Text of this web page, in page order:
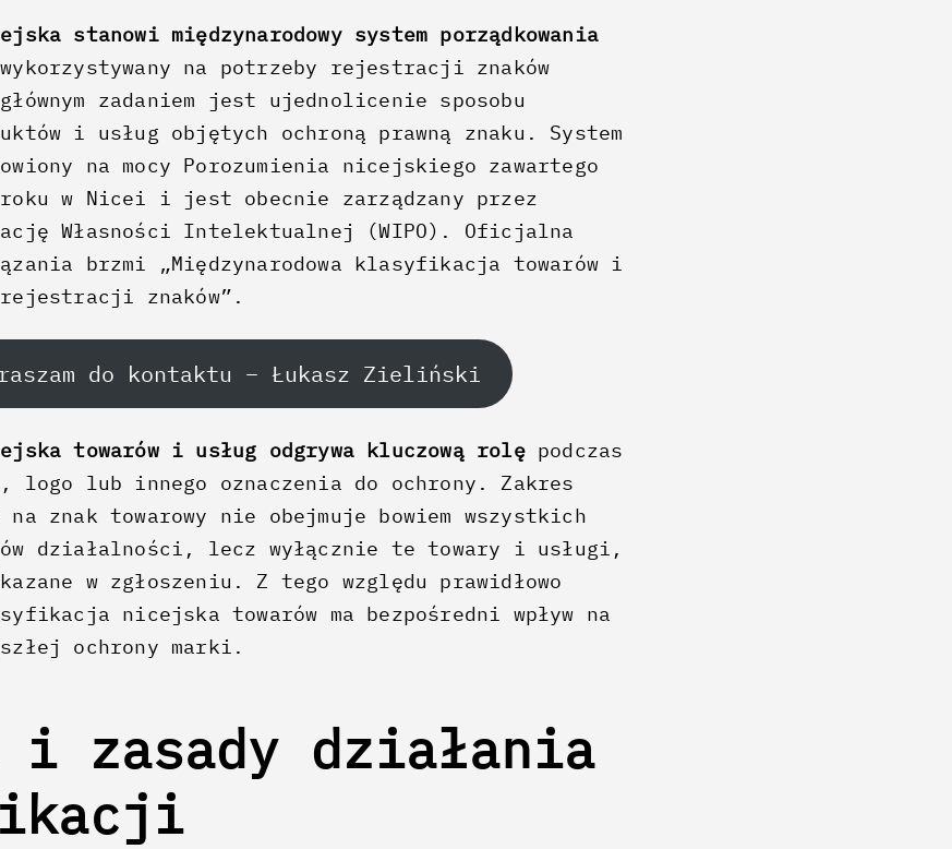
stanowi międzynarodowy system porządkowania
wykorzystywany na potrzeby rejestracji znaków
zadaniem jest ujednolicenie sposobu
i usług objętych ochroną prawną znaku. System
na mocy Porozumienia nicejskiego zawartego
roku w Nicei i jest obecnie zarządzany przez
Własności Intelektualnej (WIPO). Oficjalna
brzmi „Międzynarodowa klasyfikacja towarów i
znaków”.
do kontaktu – Łukasz Zieliński
towarów i usług odgrywa kluczową rolępodczas
logo lub innego oznaczenia do ochrony. Zakres
na znak towarowy nie obejmuje bowiem wszystkich
działalności, lecz wyłącznie te towary i usługi,
w zgłoszeniu. Z tego względu prawidłowo
nicejska towarów ma bezpośredni wpływ na
ochrony marki.
i zasady działania